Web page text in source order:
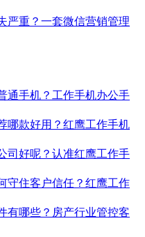
严重？一套微信营销管理
通手机？工作手机办公手
哪款好用？红鹰工作手机
司好呢？认准红鹰工作手
守住客户信任？红鹰工作
有哪些？房产行业管控客